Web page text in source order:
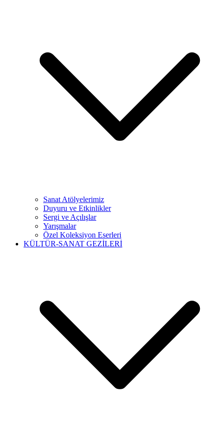
Sanat Atölyelerimiz
Duyuru ve Etkinlikler
Sergi ve Açılışlar
Yarışmalar
Özel Koleksiyon Eserleri
KÜLTÜR-SANAT GEZİLERİ